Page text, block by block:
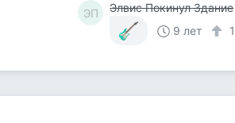
ЭП
Элвис Покинул Здание
9 лет
1